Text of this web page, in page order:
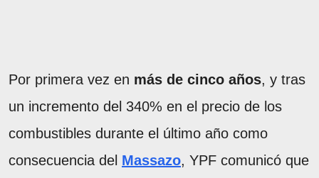
Por primera vez en más de cinco años, y tras
un incremento del 340% en el precio de los
combustibles durante el último año como
consecuencia del Massazo, YPF comunicó que